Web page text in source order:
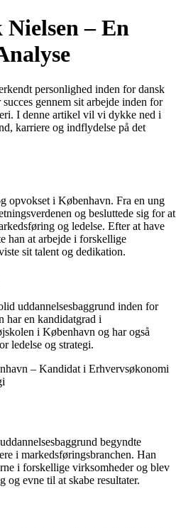
– En
personlighed inden for dansk
gennem sit arbejde inden for
I denne artikel vil vi dykke ned i
karriere og indflydelse på det
opvokset i København. Fra en ung
og besluttede sig for at
og ledelse. Efter at have
han at arbejde i forskellige
sit talent og dedikation.
uddannelsesbaggrund inden for
har en kandidatgrad i
i København og har også
ledelse og strategi.
– Kandidat i Erhvervsøkonomi
begyndte
i markedsføringsbranchen. Han
i forskellige virksomheder og blev
evne til at skabe resultater.